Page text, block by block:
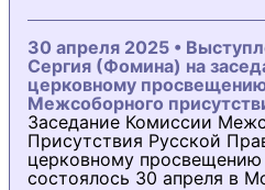
30 апреля 2025 •
Сергия (Фомина) на
церковному
Межсоборного
Заседание Комиссии
Присутствия Русской
церковному
состоялось 30 апреля в